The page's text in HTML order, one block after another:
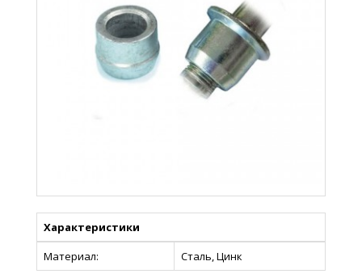
Характеристики
Материал:
Сталь, Цинк